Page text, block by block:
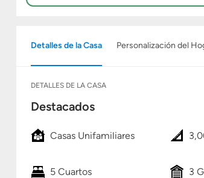
Detalles de la Casa Personalización del
DETALLES DE LA CASA
Destacados
Casas Unifamiliares
5 Cuartos 3